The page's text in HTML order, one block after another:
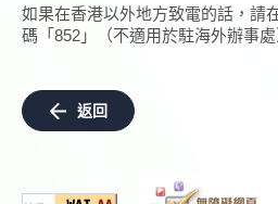
如果在香港以外地方致電的話，請
碼「852」（不適用於駐海外辦事處
返回